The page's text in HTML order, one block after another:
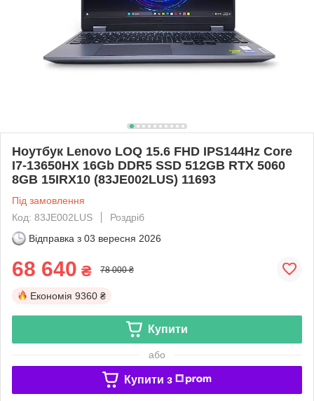
Ноутбук Lenovo LOQ 15.6 FHD IPS144Hz Core
I7-13650HX 16Gb DDR5 SSD 512GB RTX 5060
8GB 15IRX10 (83JE002LUS) 11693
Під замовлення
Код: 83JE002LUS
Роздріб
Відправка з 03 вересня 2026
68 640 ₴ 78 000 ₴
Економія 9360 ₴
Купити
або
Купити з